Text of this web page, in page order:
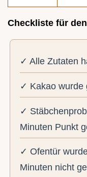
Checkliste für
✓ Alle Zutaten
✓ Kakao wurde
✓
Minuten Punkt
✓ Ofentür
Minuten nicht